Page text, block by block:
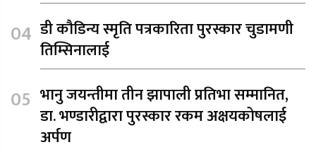
डी कौडिन्य स्मृति पत्रकारिता पुरस्कार चुडामणी
तिम्सिनालाई
भानु जयन्तीमा तीन झापाली प्रतिभा सम्मानित,
डा. भण्डारीद्वारा पुरस्कार रकम अक्षयकोषलाई
अर्पण